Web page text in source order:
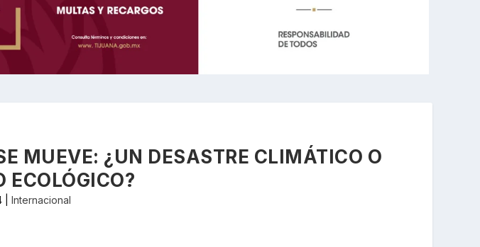
MUEVE: ¿UN DESASTRE CLIMÁTICO O
ECOLÓGICO?
Internacional